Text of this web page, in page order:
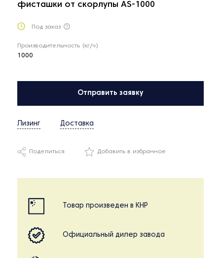
фисташки от скорлупы AS-1000
Под заказ
Производительность (кг/ч)
1000
Отправить заявку
Лизинг Доставка
Поделиться Добавить в избранное
Товар произведен в КНР
Официальный дилер завода